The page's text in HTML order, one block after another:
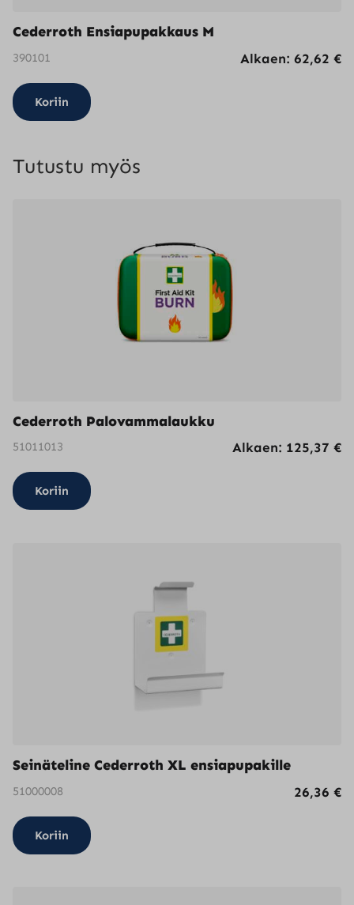
Cederroth Ensiapupakkaus M
390101 Alkaen: 62,62 €
Koriin
Tutustu myös
Cederroth Palovammalaukku
51011013 Alkaen: 125,37 €
Koriin
Seinäteline Cederroth XL ensiapupakille
51000008 26,36 €
Koriin